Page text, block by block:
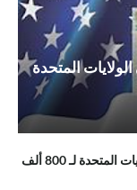
المتحدة
بايدن يمدد فترة الإقامة في الولايات المتحدة لـ 800 ألف